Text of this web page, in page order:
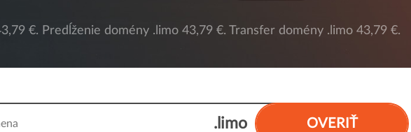
€. Predĺženie domény .limo 43,79 €. Transfer domény .limo 43,79 €.
OVERIŤ
.limo